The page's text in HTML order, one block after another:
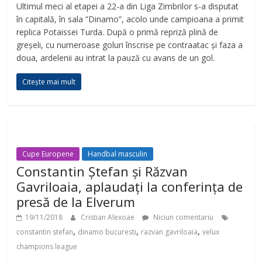
Ultimul meci al etapei a 22-a din Liga Zimbrilor s-a disputat
în capitală, în sala ”Dinamo”, acolo unde campioana a primit
replica Potaissei Turda. După o primă repriză plină de
greșeli, cu numeroase goluri înscrise pe contraatac și faza a
doua, ardelenii au intrat la pauză cu avans de un gol.
Citește mai mult
Cupe Europene Handbal masculin
Constantin Ștefan și Răzvan
Gavriloaia, aplaudați la conferința de
presă de la Elverum
19/11/2018 Cristian Alexoae
Niciun comentariu
constantin stefan, dinamo bucuresti, razvan gavriloaia,velux
champions league